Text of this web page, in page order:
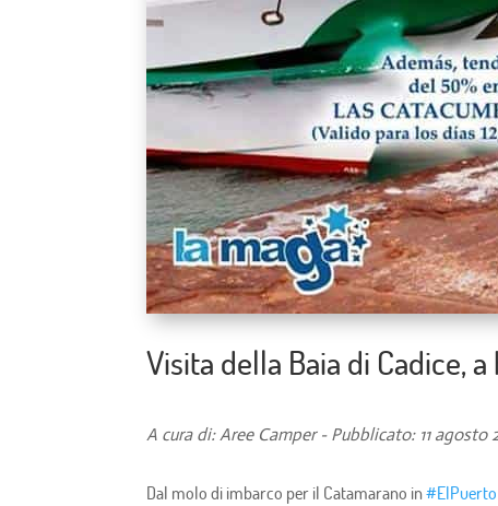
Visita della Baia di Cadice,
A cura di: Aree Camper - Pubblicato: 11 agosto
Dal molo di imbarco per il Catamarano in#ElPuerto